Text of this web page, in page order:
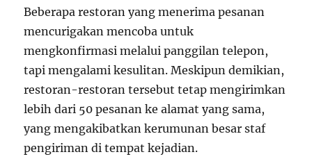
Beberapa restoran yang menerima pesanan
mencurigakan mencoba untuk
mengkonfirmasi melalui panggilan telepon,
tapi mengalami kesulitan. Meskipun demikian,
restoran-restoran tersebut tetap mengirimkan
lebih dari 50 pesanan ke alamat yang sama,
yang mengakibatkan kerumunan besar staf
pengiriman di tempat kejadian.